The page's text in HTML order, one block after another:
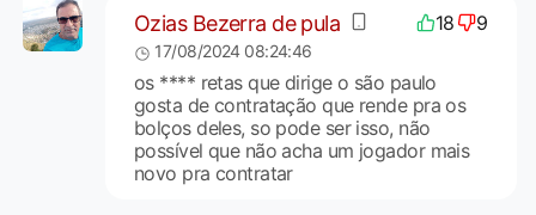
Ozias Bezerra de pula 18 9
17/08/2024 08:24:46
os **** retas que dirige o são paulo
gosta de contratação que rende pra os
bolços deles, so pode ser isso, não
possível que não acha um jogador mais
novo pra contratar